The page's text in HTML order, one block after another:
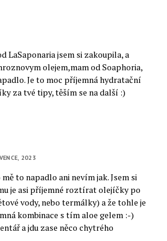
LaSaponaria jsem si zakoupila, a
olejem,mam od Soaphoria,
Je to moc příjemná hydratační
za tvé tipy, těším se na další :)
2023
to napadlo ani nevím jak. Jsem si
je asi příjemné roztírat olejíčky po
vody, nebo termálky) a že tohle je
kombinace s tím aloe gelem :-)
a jdu zase něco chytrého